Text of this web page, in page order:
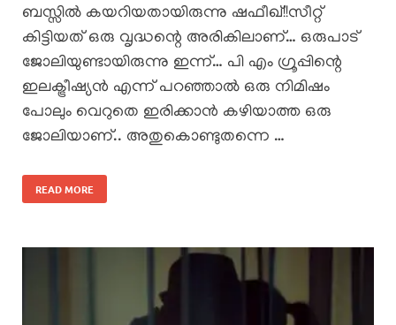
ബസ്സിൽ കയറിയതായിരുന്നു ഷഫീഖ്!!സീറ്റ്
കിട്ടിയത് ഒരു വൃദ്ധന്റെ അരികിലാണ്… ഒരുപാട്
ജോലിയുണ്ടായിരുന്നു ഇന്ന്… പി എം ഗ്രൂപ്പിന്റെ
ഇലക്ട്രീഷ്യൻ എന്ന് പറഞ്ഞാൽ ഒരു നിമിഷം
പോലും വെറുതെ ഇരിക്കാൻ കഴിയാത്ത ഒരു
ജോലിയാണ്.. അതുകൊണ്ടുതന്നെ …
READ MORE